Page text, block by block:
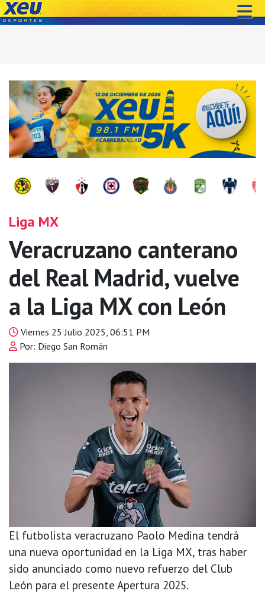
Liga MX
Veracruzano canterano
del Real Madrid, vuelve
a la Liga MX con León
Viernes 25 Julio 2025, 06:51 PM
Por: Diego San Román
El futbolista veracruzano Paolo Medina tendrá
una nueva oportunidad en la Liga MX, tras haber
sido anunciado como nuevo refuerzo del Club
León para el presente Apertura 2025.